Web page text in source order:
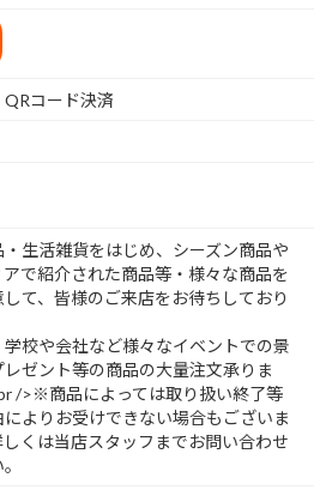
コード決済
・生活雑貨をはじめ、シーズン商品や
アで紹介された商品等・様々な商品を
して、皆様のご来店をお待ちしており
学校や会社など様々なイベントでの景
レゼント等の商品の大量注文承りま
/>※商品によっては取り扱い終了等
によりお受けできない場合もございま
しくは当店スタッフまでお問い合わせ